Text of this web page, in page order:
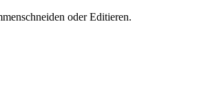
oder Editieren.